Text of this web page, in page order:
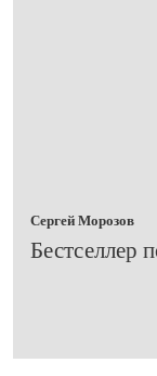
Сергей Морозов
​Бестселлер